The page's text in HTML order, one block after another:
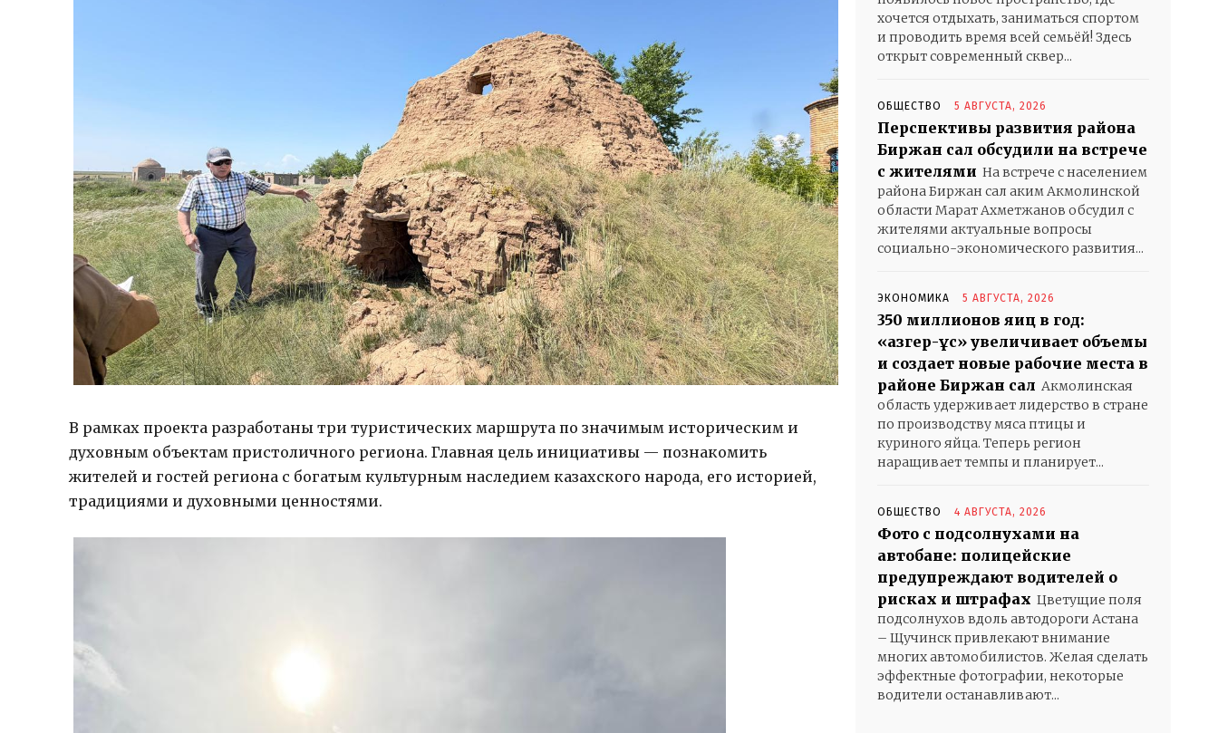
В рамках проекта разработаны три туристических маршрута по значимым историческим и
духовным объектам пристоличного региона. Главная цель инициативы — познакомить
жителей и гостей региона с богатым культурным наследием казахского народа, его историей,
традициями и духовными ценностями.
хочется отдыхать, заниматься спортом
и проводить время всей семьёй! Здесь
открыт современный сквер...
ОБЩЕСТВО 5 АВГУСТА, 2026
Перспективы развития района
Биржан сал обсудили на встрече
с жителями На встрече с населением
района Биржан сал аким Акмолинской
области Марат Ахметжанов обсудил с
жителями актуальные вопросы
социально-экономического развития...
ЭКОНОМИКА 5 АВГУСТА, 2026
350 миллионов яиц в год:
«Қазгер-Құс» увеличивает объемы
и создает новые рабочие места в
районе Биржан сал Акмолинская
область удерживает лидерство в стране
по производству мяса птицы и
куриного яйца. Теперь регион
наращивает темпы и планирует...
ОБЩЕСТВО 4 АВГУСТА, 2026
Фото с подсолнухами на
автобане: полицейские
предупреждают водителей о
рисках и штрафах Цветущие поля
подсолнухов вдоль автодороги Астана
– Щучинск привлекают внимание
многих автомобилистов. Желая сделать
эффектные фотографии, некоторые
водители останавливают...